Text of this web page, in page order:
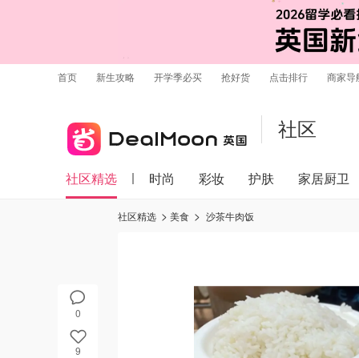
首页 新生攻略 开学季必买 抢好货 点击排行 商家导
社区
社区精选 时尚 彩妆 护肤 家居厨卫
0
9
社区精选 美食 沙茶牛肉饭